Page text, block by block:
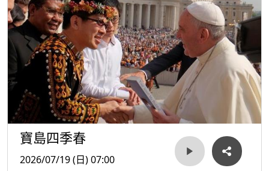
寶島四季春
2026/07/19 (日) 07:00